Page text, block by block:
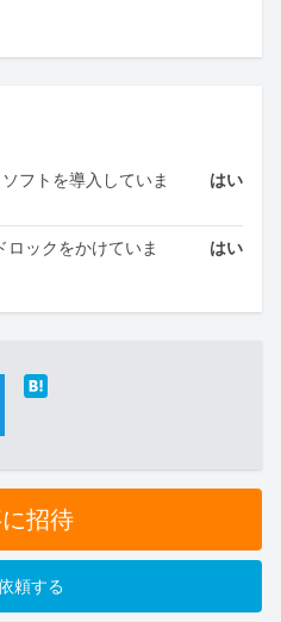
フトを導入していま
はい
ロックをかけていま
はい
招待
頼する